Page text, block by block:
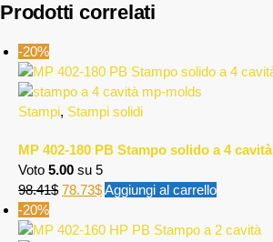
Prodotti correlati
-20%
Stampi, Stampi solidi
MP 402-180 PB Stampo solido a 4 cavità
Voto 5.00 su 5
98.41$ 78.73$Aggiungi al carrello
-20%